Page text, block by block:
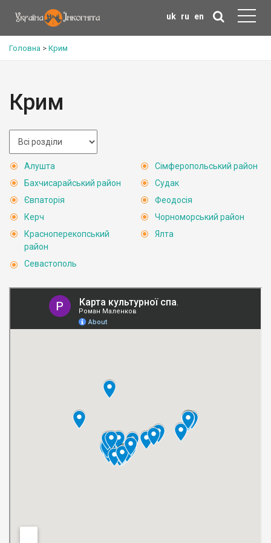
uk ru en
Головна > Крим
Крим
Алушта
Бахчисарайський район
Євпаторія
Керч
Красноперекопський
район
Севастополь
Сімферопольський район
Судак
Феодосія
Чорноморський район
Ялта